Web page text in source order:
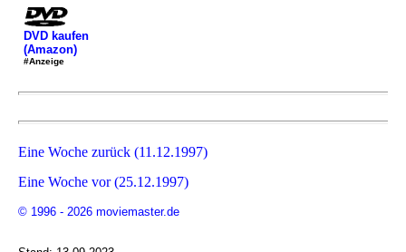
DVD kaufen
(Amazon)
#Anzeige
Eine Woche zurück (11.12.1997)
Eine Woche vor (25.12.1997)
© 1996 - 2026 moviemaster.de